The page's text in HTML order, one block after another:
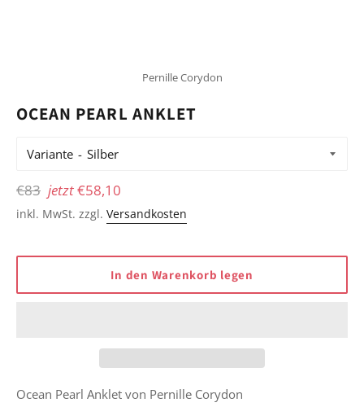
Pernille Corydon
OCEAN PEARL ANKLET
Variante
Normaler
Preis
€83 jetzt€58,10
inkl. MwSt. zzgl. Versandkosten
In den Warenkorb legen
Ocean Pearl Anklet von Pernille Corydon